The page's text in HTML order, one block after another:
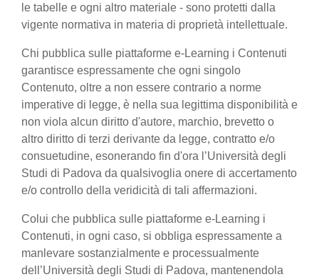
le tabelle e ogni altro materiale - sono protetti dalla
vigente normativa in materia di proprietà intellettuale.
Chi pubblica sulle piattaforme e-Learning i Contenuti
garantisce espressamente che ogni singolo
Contenuto, oltre a non essere contrario a norme
imperative di legge, è nella sua legittima disponibilità e
non viola alcun diritto d'autore, marchio, brevetto o
altro diritto di terzi derivante da legge, contratto e/o
consuetudine, esonerando fin d'ora l’Università degli
Studi di Padova da qualsivoglia onere di accertamento
e/o controllo della veridicità di tali affermazioni.
Colui che pubblica sulle piattaforme e-Learning i
Contenuti, in ogni caso, si obbliga espressamente a
manlevare sostanzialmente e processualmente
dell’Università degli Studi di Padova, mantenendola